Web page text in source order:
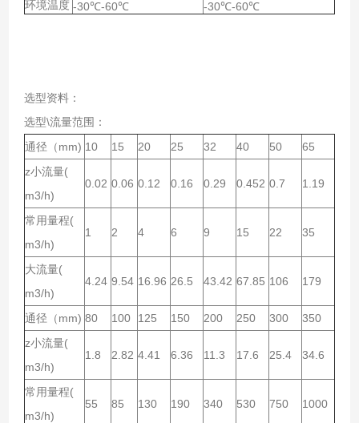
环境温度 -30℃-60℃ -30℃-60℃
选型资料：
选型\流量范围：
通径（mm) 10 15 20 25 32 40 50
65
z小流量(
m3/h)
0.02 0.06 0.12 0.16 0.29 0.452 0.7 1.19
常用量程(
m3/h)
1 2 4 6 9 15 22 35
大流量(
m3/h)
4.24 9.54 16.96 26.5 43.42 67.85 106 179
通径（mm) 80 100 125 150 200 250 300
350
z小流量(
m3/h)
1.8 2.82 4.41 6.36 11.3 17.6 25.4 34.6
常用量程(
m3/h)
55 85 130 190 340 530 750 1000